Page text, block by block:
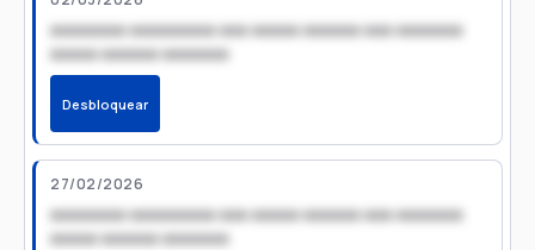
xxxxxxxx xxxxxxxxx xxx xxxxx xxxxxx xxx xxxxxxx
xxxxx xxxxxx xxxxxxx
Desbloquear
27/02/2026
xxxxxxxx xxxxxxxxx xxx xxxxx xxxxxx xxx xxxxxxx
xxxxx xxxxxx xxxxxxx